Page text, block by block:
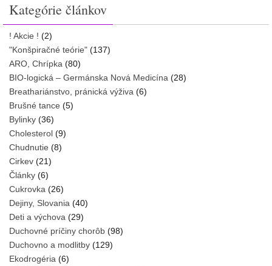
Kategórie článkov
! Akcie ! (2)
"Konšpiračné teórie" (137)
ARO, Chrípka (80)
BIO-logická – Germánska Nová Medicína (28)
Breathariánstvo, pránická výživa (6)
Brušné tance (5)
Bylinky (36)
Cholesterol (9)
Chudnutie (8)
Cirkev (21)
Články (6)
Cukrovka (26)
Dejiny, Slovania (40)
Deti a výchova (29)
Duchovné príčiny chorôb (98)
Duchovno a modlitby (129)
Ekodrogéria (6)